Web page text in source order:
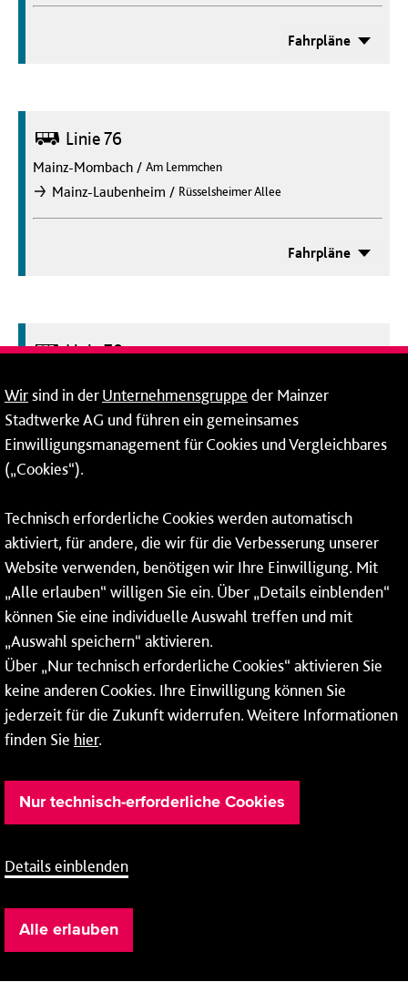
Fahrpläne
Bus Linie 76
Mainz-Mombach / Am Lemmchen
nachMainz-Laubenheim / Rüsselsheimer Allee
Fahrpläne
Bus Linie 78
Mainz-Finthen /Römerquelle
Bus Linie 78
Mainz-Finthen / Römerquelle
nachMainz-Oberstadt /Landwehrweg
Linie 90
Mainz-Laubenheim /Rüsselsheimer Allee
Mainz-Marienborn /
Wirsind in derUnternehmensgruppe der Mainzer
Stadtwerke AG und führen ein gemeinsames
Einwilligungsmanagement für Cookies und Vergleichbares
(„Cookies“).
Technisch erforderliche Cookies werden automatisch
aktiviert, für andere, die wir für die Verbesserung unserer
Website verwenden, benötigen wir Ihre Einwilligung. Mit
„Alle erlauben“ willigen Sie ein. Über „Details einblenden“
können Sie eine individuelle Auswahl treffen und mit
„Auswahl speichern“ aktivieren.
Über „Nur technisch erforderliche Cookies“ aktivieren Sie
keine anderen Cookies. Ihre Einwilligung können Sie
jederzeit für die Zukunft widerrufen. Weitere Informationen
finden Sie hier.
Nur technisch-erforderliche Cookies
Details einblenden
Alle erlauben